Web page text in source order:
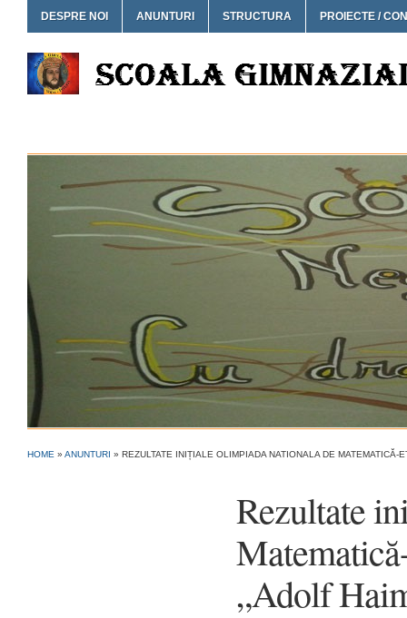
DESPRE NOI ANUNTURI STRUCTURA PROIECTE /
SCOALA GIMNAZIALA
HOME » ANUNTURI » REZULTATE INIȚIALE OLIMPIADA NATIONALA DE
Rezultate
„Adolf